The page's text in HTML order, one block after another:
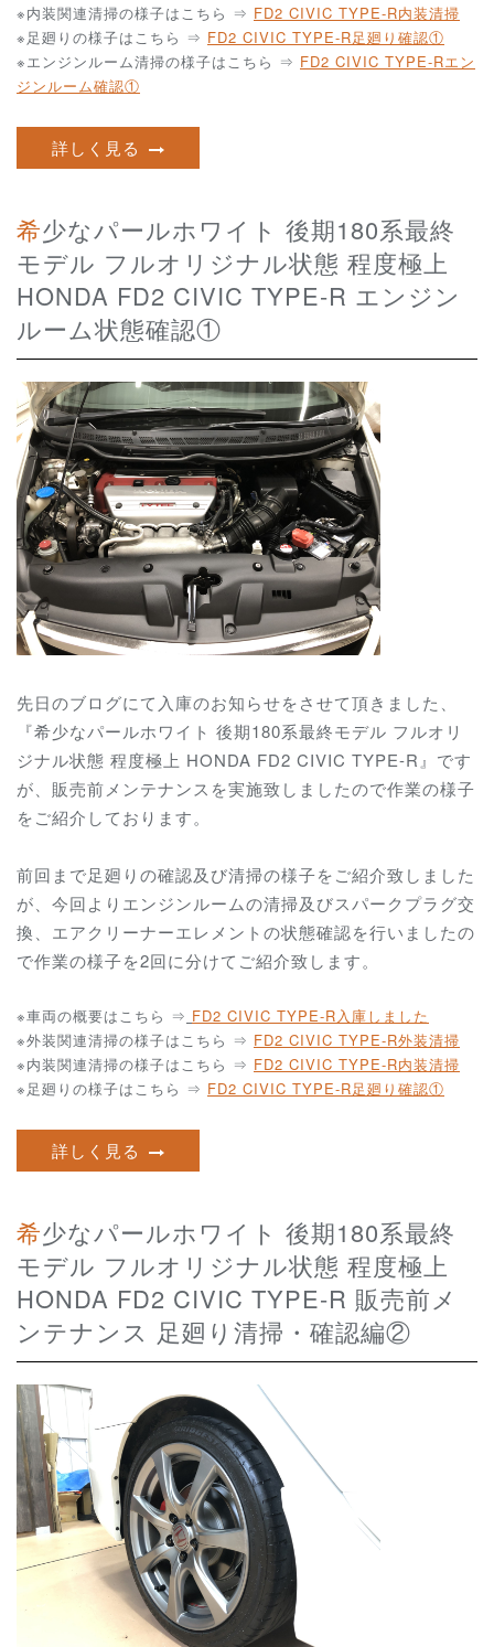
※内装関連清掃の様子はこちら ⇒ FD2 CIVIC TYPE-R内装清掃
※足廻りの様子はこちら ⇒ FD2 CIVIC TYPE-R足廻り確認①
※エンジンルーム清掃の様子はこちら ⇒ FD2 CIVIC TYPE-Rエン
ジンルーム確認①
詳しく見る
希少なパールホワイト 後期180系最終
モデル フルオリジナル状態 程度極上
HONDA FD2 CIVIC TYPE-R エンジン
ルーム状態確認①
先日のブログにて入庫のお知らせをさせて頂きました、
『希少なパールホワイト 後期180系最終モデル フルオリ
ジナル状態 程度極上 HONDA FD2 CIVIC TYPE-R』です
が、販売前メンテナンスを実施致しましたので作業の様子
をご紹介しております。
前回まで足廻りの確認及び清掃の様子をご紹介致しました
が、今回よりエンジンルームの清掃及びスパークプラグ交
換、エアクリーナーエレメントの状態確認を行いましたの
で作業の様子を2回に分けてご紹介致します。
※車両の概要はこちら ⇒ FD2 CIVIC TYPE-R入庫しました
※外装関連清掃の様子はこちら ⇒ FD2 CIVIC TYPE-R外装清掃
※内装関連清掃の様子はこちら ⇒ FD2 CIVIC TYPE-R内装清掃
※足廻りの様子はこちら ⇒ FD2 CIVIC TYPE-R足廻り確認①
詳しく見る
希少なパールホワイト 後期180系最終
モデル フルオリジナル状態 程度極上
HONDA FD2 CIVIC TYPE-R 販売前メ
ンテナンス 足廻り清掃・確認編②